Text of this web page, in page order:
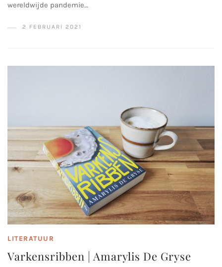
wereldwijde pandemie…
2 FEBRUARI 2021
LITERATUUR
Varkensribben | Amarylis De Gryse